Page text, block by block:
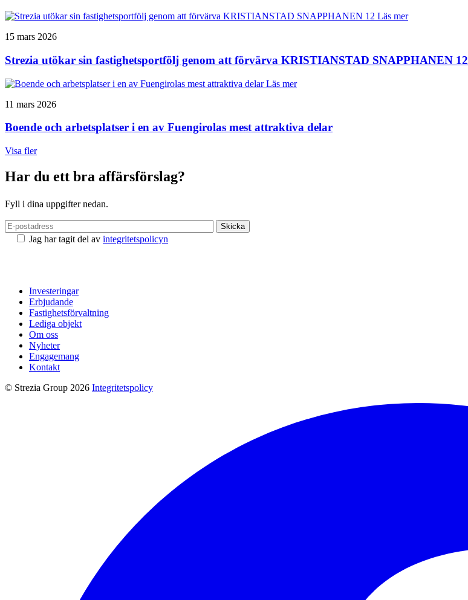
Läs mer
15 mars 2026
Strezia utökar sin fastighetsportfölj genom att förvärva KRISTIANSTAD SNAPPHANEN 12
Läs mer
11 mars 2026
Boende och arbetsplatser i en av Fuengirolas mest attraktiva delar
Visa fler
Har du ett bra affärsförslag?
Fyll i dina uppgifter nedan.
Jag har tagit del av integritetspolicyn
Investeringar
Erbjudande
Fastighetsförvaltning
Lediga objekt
Om oss
Nyheter
Engagemang
Kontakt
© Strezia Group 2026 Integritetspolicy